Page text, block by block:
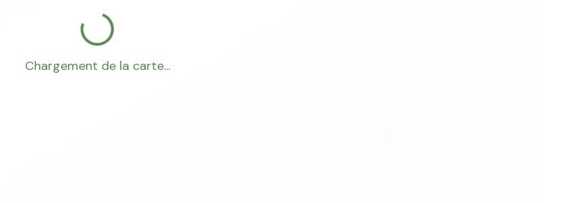
Chargement de la carte...